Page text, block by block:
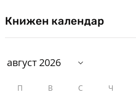
Книжен календар
П В С Ч